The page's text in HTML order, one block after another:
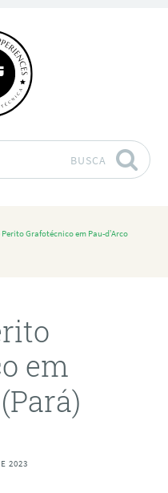
BUSCA
Perito Grafotécnico em Pau-d’Arco
em
2023